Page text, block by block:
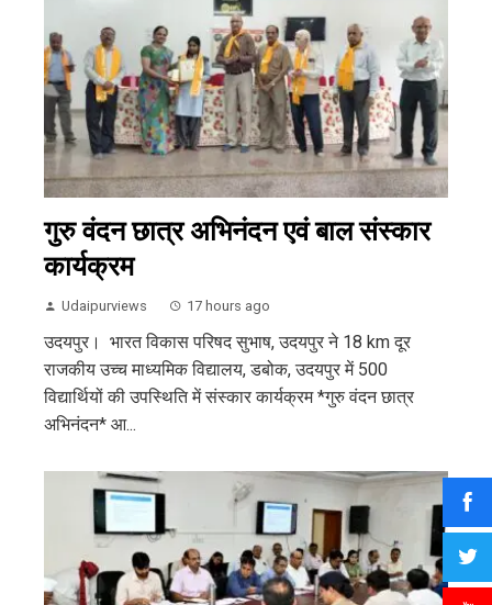
गुरु वंदन छात्र अभिनंदन एवं बाल संस्कार
कार्यक्रम
Udaipurviews 17 hours ago
उदयपुर। भारत विकास परिषद सुभाष, उदयपुर ने 18 km दूर
राजकीय उच्च माध्यमिक विद्यालय, डबोक, उदयपुर में 500
विद्यार्थियों की उपस्थिति में संस्कार कार्यक्रम *गुरु वंदन छात्र
अभिनंदन* आ...